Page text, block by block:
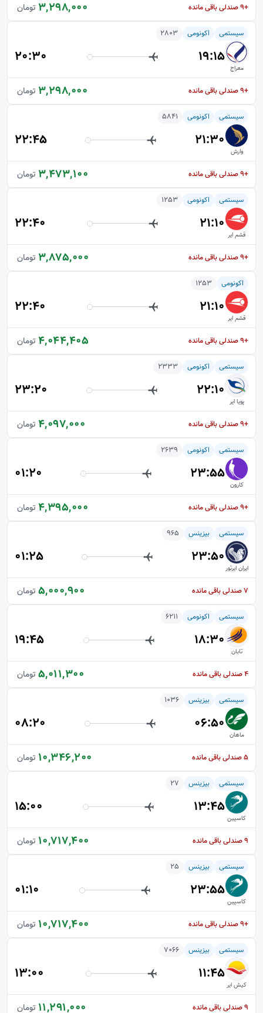
3,298,000 تومان +9 صندلی باقی مانده
سیستمی اکونومی 2803
معراج
19:15
20:30
3,298,000 تومان +9 صندلی باقی مانده
سیستمی اکونومی 5841
وارش
21:30
22:45
3,473,100 تومان +9 صندلی باقی مانده
سیستمی اکونومی 1253
قشم ایر
21:10
22:40
3,875,000 تومان +9 صندلی باقی مانده
اکونومی 1253
قشم ایر
21:10
22:40
4,044,405 تومان +9 صندلی باقی مانده
سیستمی اکونومی 2333
پویا ایر
22:10
23:20
4,097,000 تومان +9 صندلی باقی مانده
سیستمی اکونومی 2639
کارون
23:55
01:20
4,395,000 تومان +9 صندلی باقی مانده
سیستمی بیزینس 965
ایران ایرتور
23:50
01:25
5,000,900 تومان 7صندلی باقی مانده
سیستمی اکونومی 6211
تابان
18:30
19:45
5,011,300 تومان 4صندلی باقی مانده
سیستمی بیزینس 1036
ماهان
06:50
08:20
10,346,200 تومان 5صندلی باقی مانده
سیستمی بیزینس 27
کاسپین
13:45
15:00
10,717,400 تومان 9صندلی باقی مانده
سیستمی بیزینس 25
کاسپین
23:55
01:10
10,717,400 تومان +9 صندلی باقی مانده
سیستمی بیزینس 7066
کیش ایر
11:45
13:00
11,291,000 تومان 9صندلی باقی مانده